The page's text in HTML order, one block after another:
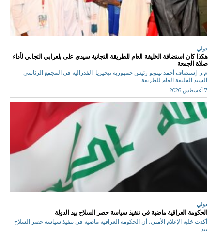
دولي
هكذا كان استضافة الخليفة العام للطريقة التجانية سيدي على بلعرابي التجاني لأداء
صلاة الجمعة
م.ر إستضاف أحمد تينوبو رئيس جمهورية نيجيريا الفدرالية في المجمع الرئاسي
السيد الخليفة العام للطريقة...
7 أغسطس 2026
دولي
الحكومة العراقية ماضية في تنفيذ سياسة حصر السلاح بيد الدولة
أكدت خلية الإعلام الأمني، أن الحكومة العراقية ماضية في تنفيذ سياسة حصر السلاح
بيد...